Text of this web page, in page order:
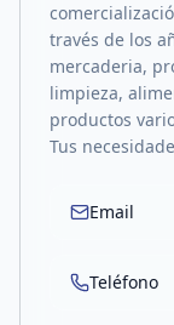
través de los
mercaderia,
limpieza,
productos
Tus
Email
Teléfono